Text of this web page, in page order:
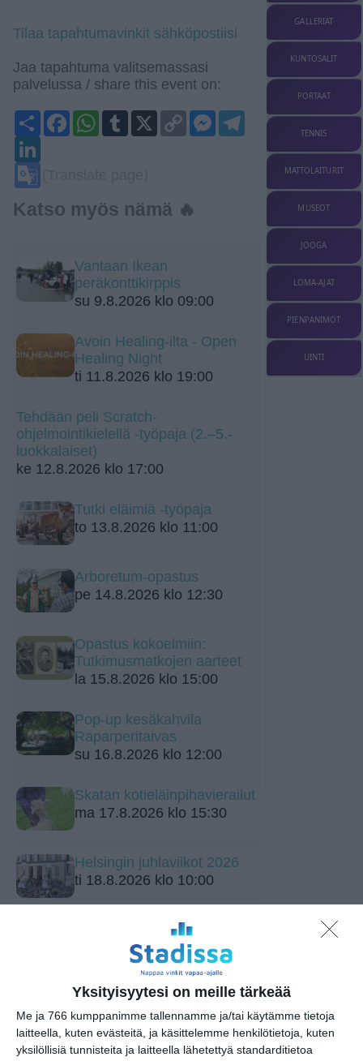
Yksityisyytesi on meille tärkeää
Me ja 766 kumppanimme tallennamme ja/tai käytämme tietoja
laitteella, kuten evästeitä, ja käsittelemme henkilötietoja, kuten
yksilöllisiä tunnisteita ja laitteella lähetettyä standarditietoa
Tilaa tapahtumavinkit sähköpostiisi
Jaa tapahtuma valitsemassasi
palvelussa / share this event on:
ShareFacebookWhatsApp
Tumblr
X
Copy
Link
Messenger
Telegram
Katso myös nämä 🔥
Vantaan Ikean
peräkonttikirppis
su 9.8.2026 klo 09:00
Avoin Healing-ilta - Open
Healing Night
ti 11.8.2026 klo 19:00
Tehdään peli Scratch-
ohjelmointikielellä -työpaja (2.–5.-
luokkalaiset)
ke 12.8.2026 klo 17:00
Tutki eläimiä -työpaja
to 13.8.2026 klo 11:00
Arboretum-opastus
pe 14.8.2026 klo 12:30
Opastus kokoelmiin:
Tutkimusmatkojen aarteet
la 15.8.2026 klo 15:00
Pop-up kesäkahvila
Raparperitaivas
su 16.8.2026 klo 12:00
Skatan kotieläinpihavierailut
ma 17.8.2026 klo 15:30
Helsingin juhlaviikot 2026
ti 18.8.2026 klo 10:00
Kaupunkitanssit Malmilla
ke 19.8.2026 klo 16:00
GALLERIAT
KUNTOSALIT
PORTAAT
TENNIS
MATTOLAITURIT
MUSEOT
JOOGA
LOMA-AJAT
PIENPANIMOT
UINTI